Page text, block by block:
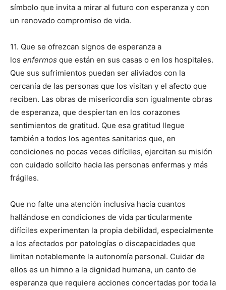
símbolo que invita a mirar al futuro con esperanza y con
un renovado compromiso de vida.
11. Que se ofrezcan signos de esperanza a
los enfermos que están en sus casas o en los hospitales.
Que sus sufrimientos puedan ser aliviados con la
cercanía de las personas que los visitan y el afecto que
reciben. Las obras de misericordia son igualmente obras
de esperanza, que despiertan en los corazones
sentimientos de gratitud. Que esa gratitud llegue
también a todos los agentes sanitarios que, en
condiciones no pocas veces difíciles, ejercitan su misión
con cuidado solícito hacia las personas enfermas y más
frágiles.
Que no falte una atención inclusiva hacia cuantos
hallándose en condiciones de vida particularmente
difíciles experimentan la propia debilidad, especialmente
a los afectados por patologías o discapacidades que
limitan notablemente la autonomía personal. Cuidar de
ellos es un himno a la dignidad humana, un canto de
esperanza que requiere acciones concertadas por toda la